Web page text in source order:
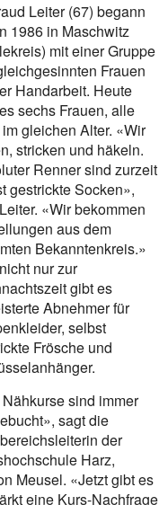
Leiter (67) begann
1986 in Maschwitz
mit einer Gruppe
Frauen
Handarbeit. Heute
sechs Frauen, alle
gleichen Alter. «Wir
stricken und häkeln.
Renner sind zurzeit
gestrickte Socken»,
«Wir bekommen
aus dem
Bekanntenkreis.»
nur zur
gibt es
Abnehmer für
selbst
Frösche und
sind immer
sagt die
der
Harz,
Meusel. «Jetzt gibt es
eine Kurs-Nachfrage